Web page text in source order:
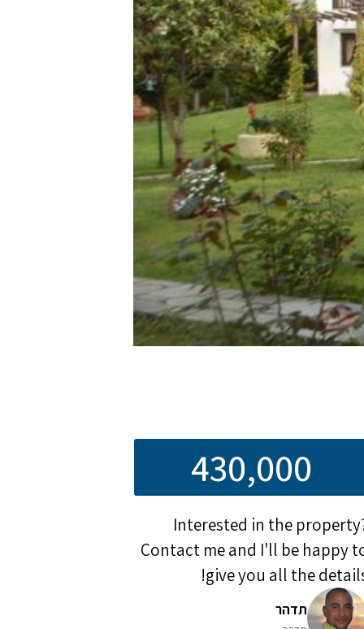
430,000
Interested in the
Contact me and I'll be happy
give you all the
תדהר